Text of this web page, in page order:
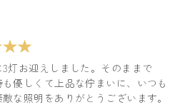
灯お迎えしました。そのままで
優しくて上品な佇まいに、いつも
な照明をありがとうございます。